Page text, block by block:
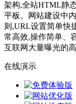
架构,全站HTML静
平板。网站建设中
则,URL设置简单快
常高效,操作简单、
互联网大量曝光的
在线演示